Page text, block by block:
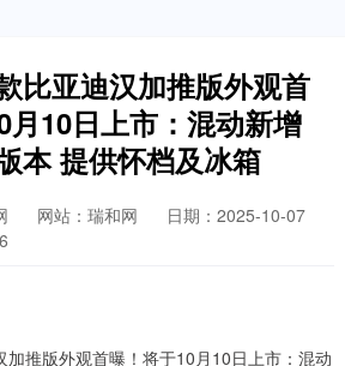
比亚迪汉加推版外观首
月10日上市：混动新增
本 提供怀档及冰箱
网站：瑞和网
日期：2025-10-07